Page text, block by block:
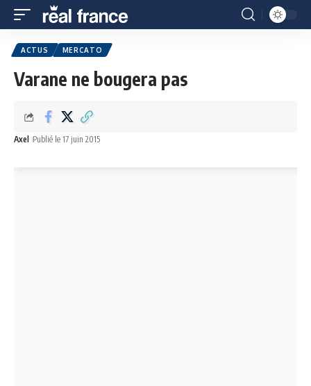
ACTUS MERCATO
Varane ne bougera pas
Axel Publié le 17 juin 2015